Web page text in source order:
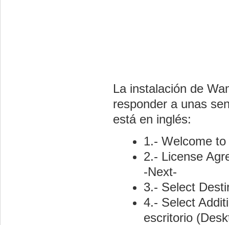
La instalación de
responder a unas
está en inglés:
1.- Welcome
2.- License
-Next-
3.- Select
4.- Select
escritorio